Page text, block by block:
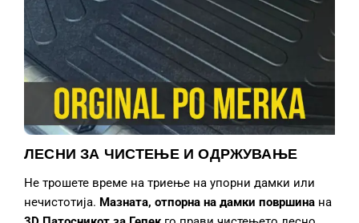
ЛЕСНИ ЗА ЧИСТЕЊЕ И ОДРЖУВАЊЕ
Не трошете време на триење на упорни дамки или
нечистотија. Мазната, отпорна на дамки површина на